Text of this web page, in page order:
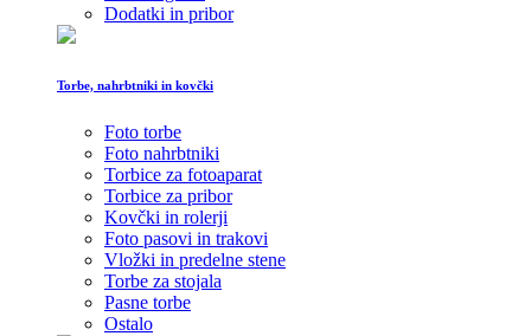
Dodatki in pribor
Torbe, nahrbtniki in kovčki
Foto torbe
Foto nahrbtniki
Torbice za fotoaparat
Torbice za pribor
Kovčki in rolerji
Foto pasovi in trakovi
Vložki in predelne stene
Torbe za stojala
Pasne torbe
Ostalo